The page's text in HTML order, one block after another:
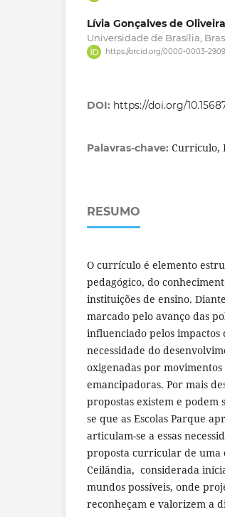
Lívia Gonçalves de Oliveira
Universidade de Brasília,
https://orcid.org/0000-0003-
DOI: https://doi.org/
Palavras-chave: Currículo,
RESUMO
O currículo é elemento
pedagógico, do
instituições de ensino.
marcado pelo avanço das
influenciado pelos impactos
necessidade do
oxigenadas por movimentos
emancipadoras. Por mais
propostas existem e podem
se que as Escolas Parque
articulam-se a essas
proposta curricular de uma
Ceilândia, considerada
mundos possíveis, onde
reconheçam e valorizem a